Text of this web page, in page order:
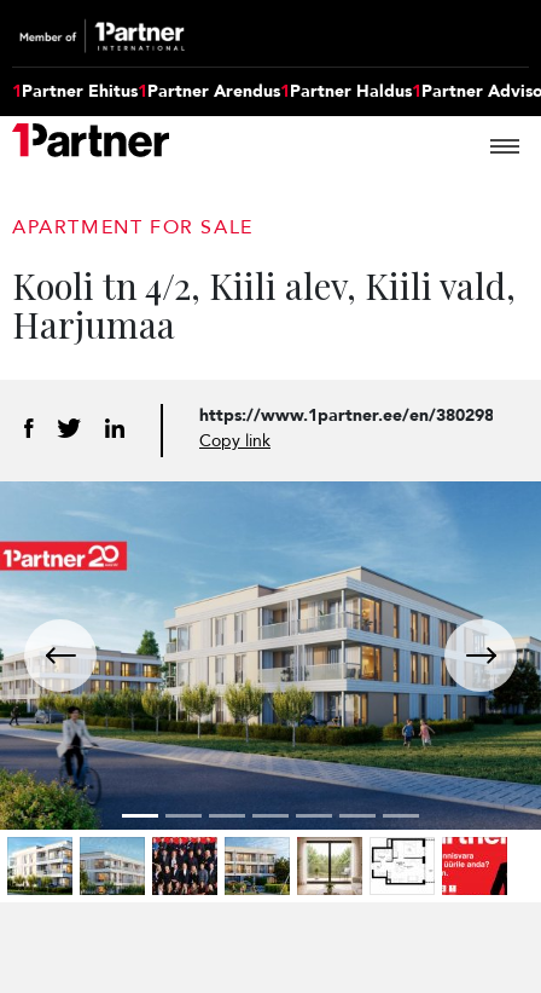
1Partner Ehitus1Partner Arendus1Partner Haldus1Partner
APARTMENT FOR SALE
Kooli tn 4/2, Kiili alev, Kiili vald,
Harjumaa
https://www.1partner.ee/en/
Copy link